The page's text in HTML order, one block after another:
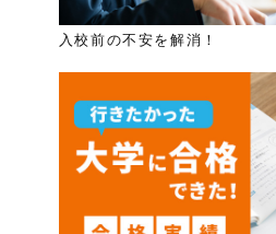
入校前の不安を解消！